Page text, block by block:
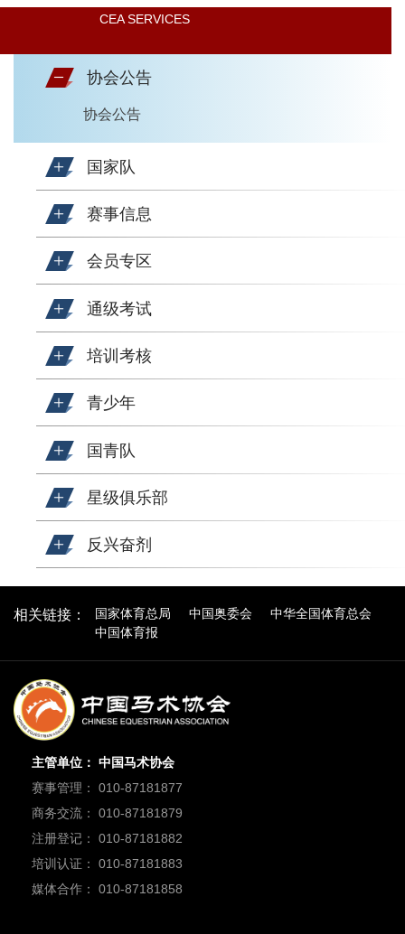
CEA SERVICES
协会公告
协会公告
国家队
赛事信息
会员专区
通级考试
培训考核
青少年
国青队
星级俱乐部
反兴奋剂
相关链接： 国家体育总局 中国奥委会
中华全国体育总会
中国体育报
主管单位： 中国马术协会
赛事管理： 010-87181877
商务交流： 010-87181879
注册登记： 010-87181882
培训认证： 010-87181883
媒体合作： 010-87181858